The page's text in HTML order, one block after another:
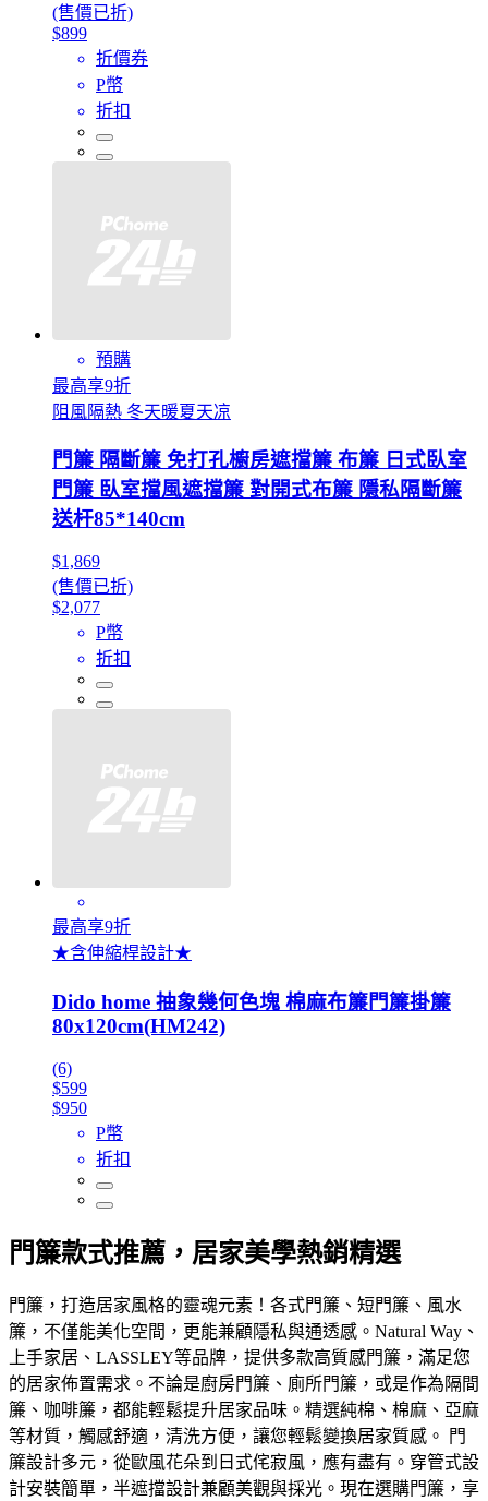
(售價已折)
$899
折價券
P幣
折扣
預購
最高享9折
阻風隔熱 冬天暖夏天凉
門簾 隔斷簾 免打孔櫥房遮擋簾 布簾 日式臥室
門簾 臥室擋風遮擋簾 對開式布簾 隱私隔斷簾
送杆85*140cm
$1,869
(售價已折)
$2,077
P幣
折扣
最高享9折
★含伸縮桿設計★
Dido home 抽象幾何色塊 棉麻布簾門簾掛簾
80x120cm(HM242)
(6)
$599
$950
P幣
折扣
門簾款式推薦，居家美學熱銷精選
門簾，打造居家風格的靈魂元素！各式門簾、短門簾、風水
簾，不僅能美化空間，更能兼顧隱私與通透感。Natural Way、
上手家居、LASSLEY等品牌，提供多款高質感門簾，滿足您
的居家佈置需求。不論是廚房門簾、廁所門簾，或是作為隔間
簾、咖啡簾，都能輕鬆提升居家品味。精選純棉、棉麻、亞麻
等材質，觸感舒適，清洗方便，讓您輕鬆變換居家質感。 門
簾設計多元，從歐風花朵到日式侘寂風，應有盡有。穿管式設
計安裝簡單，半遮擋設計兼顧美觀與採光。現在選購門簾，享